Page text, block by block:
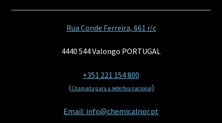
Rua Conde Ferreira, 661 r/c
4440 544 Valongo PORTUGAL
+351 221 154 800
(Chamada para a rede fixa nacional)
Email: info@chemicalnor.pt